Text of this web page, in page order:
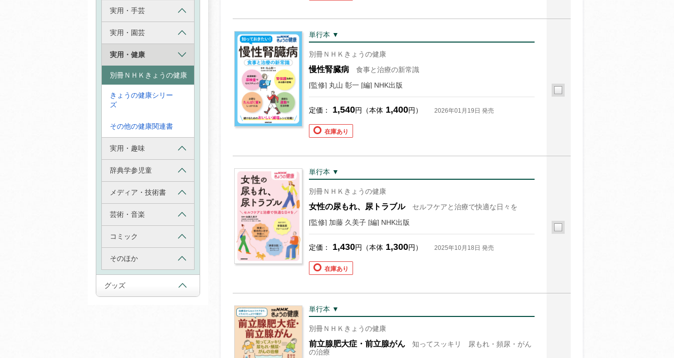
単行本 ▼
別冊ＮＨＫきょうの健康
慢性腎臓病
食事と治療の新常識
[監修] 丸山 彰一 [編] NHK出版
定価： 1,540円（本体 1,400円） 2026年01月19日 発売
在庫あり
単行本 ▼
別冊ＮＨＫきょうの健康
女性の尿もれ、尿トラブル
セルフケアと治療で快適な日々を
[監修] 加藤 久美子 [編] NHK出版
定価： 1,430円（本体 1,300円） 2025年10月18日 発売
在庫あり
単行本 ▼
別冊ＮＨＫきょうの健康
前立腺肥大症・前立腺がん
知ってスッキリ 尿もれ・頻尿・がん
の治療
実用・手芸
実用・園芸
実用・健康
別冊ＮＨＫきょうの健康
きょうの健康シリー
ズ
その他の健康関連書
実用・趣味
辞典学参児童
メディア・技術書
芸術・音楽
コミック
そのほか
グッズ